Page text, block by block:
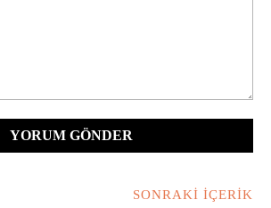
SONRAKI İÇERIK